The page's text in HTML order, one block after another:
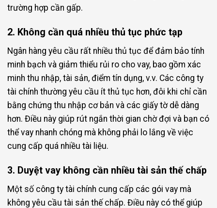
trường hợp cần gấp.
2. Không cần quá nhiều thủ tục phức tạp
Ngân hàng yêu cầu rất nhiều thủ tục để đảm bảo tính
minh bạch và giảm thiểu rủi ro cho vay, bao gồm xác
minh thu nhập, tài sản, điểm tín dụng, v.v. Các công ty
tài chính thường yêu cầu ít thủ tục hơn, đôi khi chỉ cần
bằng chứng thu nhập cơ bản và các giấy tờ dễ dàng
hơn. Điều này giúp rút ngắn thời gian chờ đợi và bạn có
thể vay nhanh chóng mà không phải lo lắng về việc
cung cấp quá nhiều tài liệu.
3. Duyệt vay không cần nhiều tài sản thế chấp
Một số công ty tài chính cung cấp các gói vay mà
không yêu cầu tài sản thế chấp. Điều này có thể giúp